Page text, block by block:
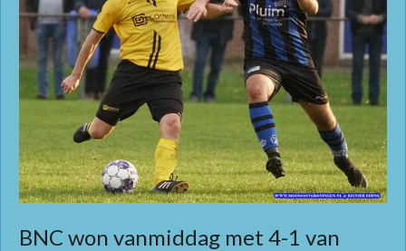
BNC won vanmiddag met 4-1 van